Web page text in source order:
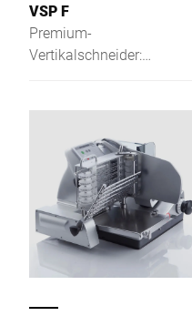
VSP F
Premium-
Vertikalschneider:
Performance an der
Frischetheke.